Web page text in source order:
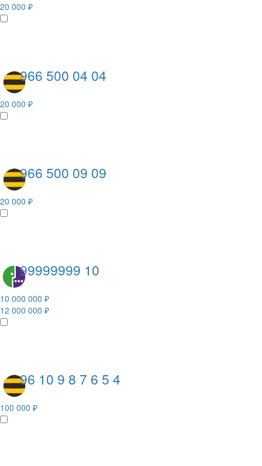
20 000 ₽
966 500 04 04
20 000 ₽
966 500 09 09
20 000 ₽
99999999 10
10 000 000 ₽
12 000 000 ₽
96 10 9 8 7 6 5 4
100 000 ₽